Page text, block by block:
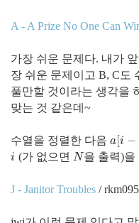
A - A Prize No One Can
가장 쉬운 문제다. 내가
장 쉬운 문제이고 B, C도
풀만할 것이라는 생각을
맞는 것 같은데~
수열을 정렬한 다음 a i −
a[ i− 1]
i
i (가 없으면 N
N을 출력)을
J - Janitor Troubles /